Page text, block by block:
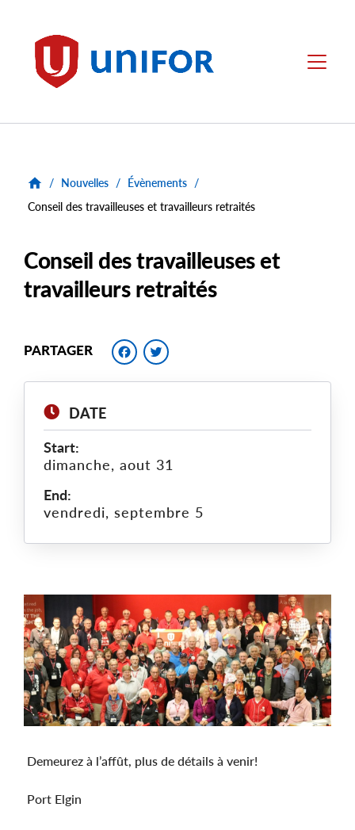
Unifor Menu
/ Nouvelles / Évènements /
Conseil des travailleuses et travailleurs retraités
Conseil des travailleuses et
travailleurs retraités
PARTAGER Facebook
DATE
Start:
dimanche, aout 31
End:
vendredi, septembre 5
Main
Image
Demeurez à l’affût, plus de détails à venir!
Port Elgin